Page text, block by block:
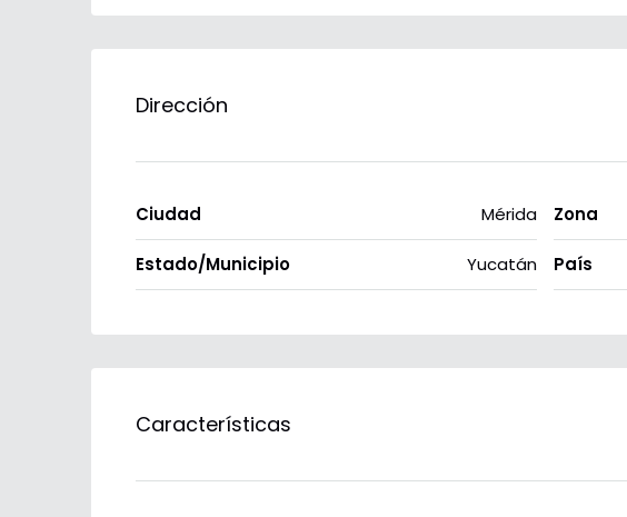
Dirección
Ciudad Mérida
Estado/Municipio Yucatán
Zona
País
Características